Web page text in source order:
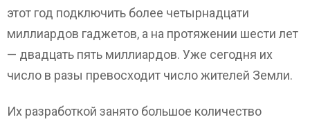
этот год подключить более четырнадцати
миллиардов гаджетов, а на протяжении шести лет
— двадцать пять миллиардов. Уже сегодня их
число в разы превосходит число жителей Земли.
Их разработкой занято большое количество